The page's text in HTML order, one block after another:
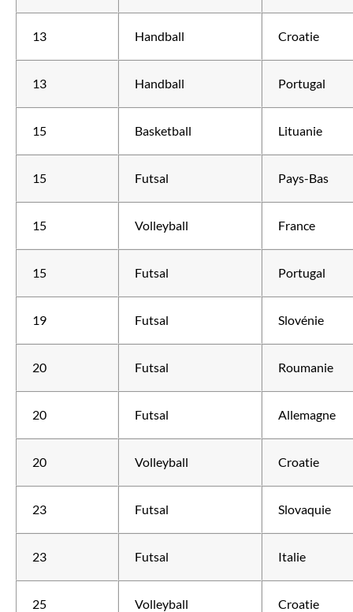
13 Handball Croatie
13 Handball Portugal
15 Basketball Lituanie
15 Futsal Pays-Bas
15 Volleyball France
15 Futsal Portugal
19 Futsal Slovénie
20 Futsal Roumanie
20 Futsal Allemagne
20 Volleyball Croatie
23 Futsal Slovaquie
23 Futsal Italie
25 Volleyball Croatie